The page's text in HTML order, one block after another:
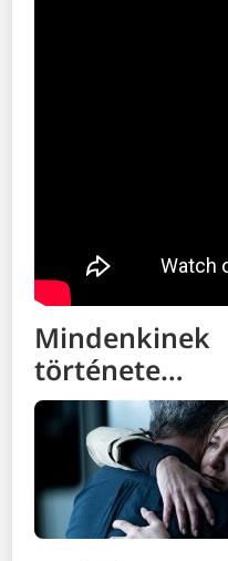
története…